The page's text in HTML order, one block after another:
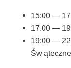
15:00 —
17:00 —
19:00 —
Świąteczne